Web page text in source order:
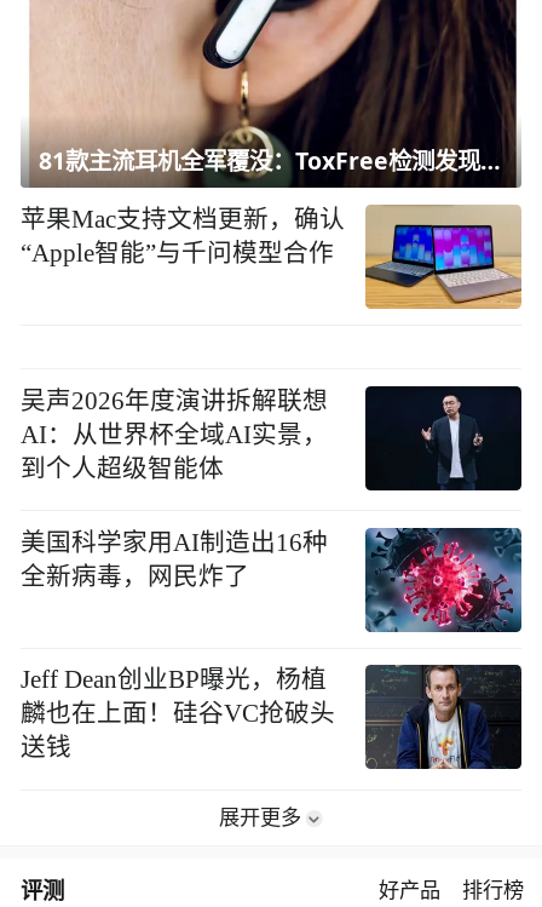
81款主流耳机全军覆没：ToxFree检测发现均含对人体有害化学物质
苹果Mac支持文档更新，确认
“Apple智能”与千问模型合作
吴声2026年度演讲拆解联想
AI：从世界杯全域AI实景，
到个人超级智能体
美国科学家用AI制造出16种
全新病毒，网民炸了
Jeff Dean创业BP曝光，杨植
麟也在上面！硅谷VC抢破头
送钱
展开更多
评测 好产品 排行榜